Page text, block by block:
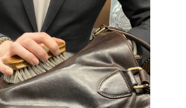
絞り込む
2026年5月 [1]
2026年4月 [7]
2026年3月 [5]
2026年1月 [2]
2025年12月 [2]